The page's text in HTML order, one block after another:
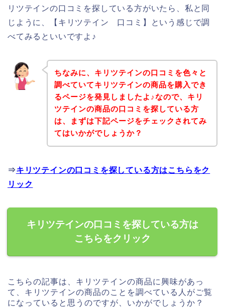
リツテインの口コミを探している方がいたら、私と同
じように、【キリツテイン 口コミ】という感じで調
べてみるといいですよ♪
ちなみに、キリツテインの口コミを色々と
調べていてキリツテインの商品を購入でき
るページを発見しましたよ♪なので、キリ
ツテインの商品の口コミを探している方
は、まずは下記ページをチェックされてみ
てはいかがでしょうか？
⇒キリツテインの口コミを探している方はこちらをク
リック
キリツテインの口コミを探している方は
こちらをクリック
こちらの記事は、キリツテインの商品に興味があっ
て、キリツテインの商品のことを調べている人がご覧
になっていると思うのですが、いかがでしょうか？